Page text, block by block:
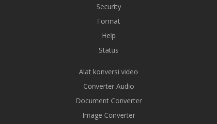
Security
Format
Help
Status
Alat konversi video
Converter Audio
Document Converter
Image Converter